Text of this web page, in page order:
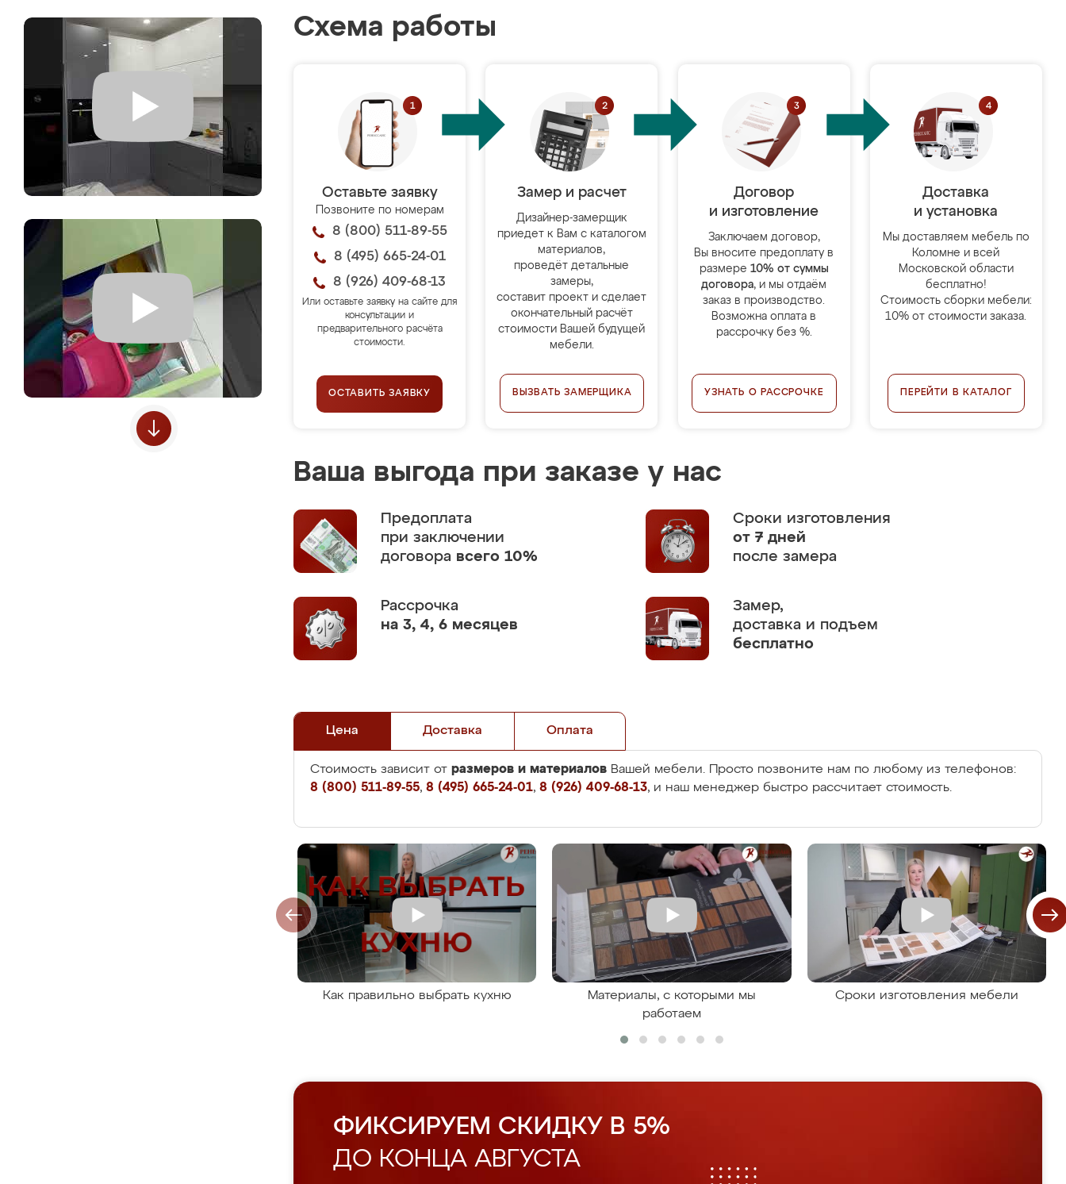
Схема работы
Оставьте заявку
Позвоните по номерам
8 (800) 511-89-55
8 (495) 665-24-01
8 (926) 409-68-13
Или оставьте заявку на сайте для
консультации и
предварительного расчёта
стоимости.
ОСТАВИТЬ ЗАЯВКУ
Замер и расчет
Дизайнер-замерщик
приедет к Вам с каталогом
материалов,
проведёт детальные
замеры,
составит проект и сделает
окончательный расчёт
стоимости Вашей будущей
мебели.
ВЫЗВАТЬ ЗАМЕРЩИКА
Договор
и изготовление
Заключаем договор,
Вы вносите предоплату в
размере 10% от суммы
договора, и мы отдаём
заказ в производство.
Возможна оплата в
рассрочку без %.
УЗНАТЬ О РАССРОЧКЕ
Доставка
и установка
Мы доставляем мебель по
Коломне и всей
Московской области
бесплатно!
Стоимость сборки мебели:
10% от стоимости заказа.
ПЕРЕЙТИ В КАТАЛОГ
Ваша выгода при заказе у нас
Предоплата
при заключении
договора всего 10%
Сроки изготовления
от 7 дней
после замера
Рассрочка
на 3, 4, 6 месяцев
Замер,
доставка и подъем
бесплатно
Цена Доставка Оплата
Стоимость зависит от размеров и материалов Вашей мебели. Просто позвоните нам по любому из телефонов:
8 (800) 511-89-55, 8 (495) 665-24-01, 8 (926) 409-68-13, и наш менеджер быстро рассчитает стоимость.
Как правильно выбрать кухню
Материалы, с которыми мы
работаем
Сроки изготовления мебели
ФИКСИРУЕМ СКИДКУ В 5%
ДО КОНЦА АВГУСТА